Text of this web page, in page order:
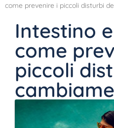
come prevenire i piccoli disturbi
Intestino
come
piccoli